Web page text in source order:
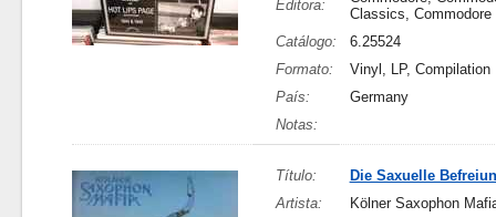
Editora:
Classics, Commodore
Catálogo:
6.25524
Formato:
Vinyl, LP, Compilation
País:
Germany
Notas:
Título:
Die Saxuelle
Artista:
Kölner Saxophon